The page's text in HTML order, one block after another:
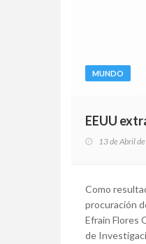
MUNDO
EEUU
13 de Abril
Como
procuración
Efrain Flores
de